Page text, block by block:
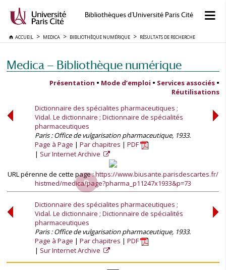
Bibliothèques d'Université Paris Cité
ACCUEIL MEDICA BIBLIOTHÈQUE NUMÉRIQUE RÉSULTATS DE RECHERCHE
Medica — Bibliothèque numérique
Présentation • Mode d’emploi • Services associés •
Réutilisations
Dictionnaire des spécialites pharmaceutiques ;
Vidal. Le dictionnaire ; Dictionnaire de spécialités
pharmaceutiques
Paris : Office de vulgarisation pharmaceutique, 1933.
Page à Page
Par chapitres
PDF
Sur Internet Archive
URL pérenne de cette page :https://www.biusante.parisdescartes.fr/
histmed/medica/page?pharma_p11247x1933&p=73
Dictionnaire des spécialites pharmaceutiques ;
Vidal. Le dictionnaire ; Dictionnaire de spécialités
pharmaceutiques
Paris : Office de vulgarisation pharmaceutique, 1933.
Page à Page
Par chapitres
PDF
Sur Internet Archive